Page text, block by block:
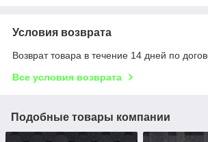
Условия возврата
Возврат товара в течение 14 дней по
Все условия возврата
Подобные товары компании